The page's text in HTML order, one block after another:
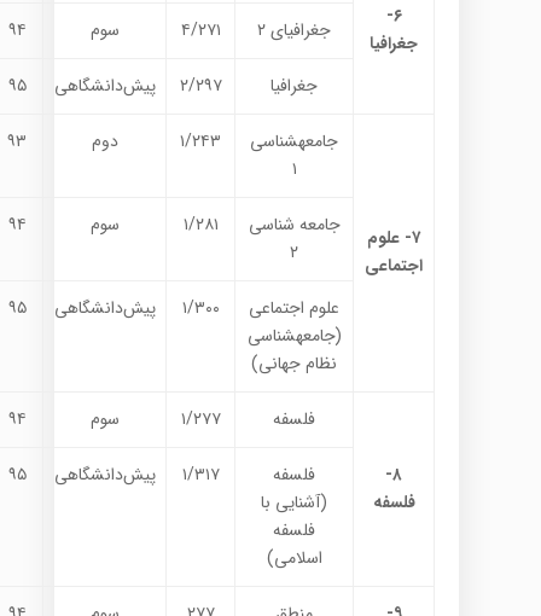
۶-
جغرافیا
جغرافیای ۲ ۴/۲۷۱ سوم ۹۴
جغرافیا ۲/۲۹۷ پیش‌دانشگاهی ۹۵
۷- علوم
اجتماعی
جامعه­شناسی
۱
۱/۲۴۳ دوم ۹۳
جامعه شناسی
۲
۱/۲۸۱ سوم ۹۴
علوم اجتماعی
(جامعه­شناسی
نظام جهانی)
۱/۳۰۰ پیش‌دانشگاهی ۹۵
۸-
فلسفه
فلسفه ۱/۲۷۷ سوم ۹۴
فلسفه
(آشنایی با
فلسفه
اسلامی)
۱/۳۱۷ پیش‌دانشگاهی ۹۵